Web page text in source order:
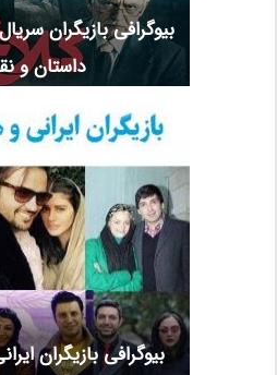
بیوگرافی بازیگران
داستان و
بیوگرافی بازیگران